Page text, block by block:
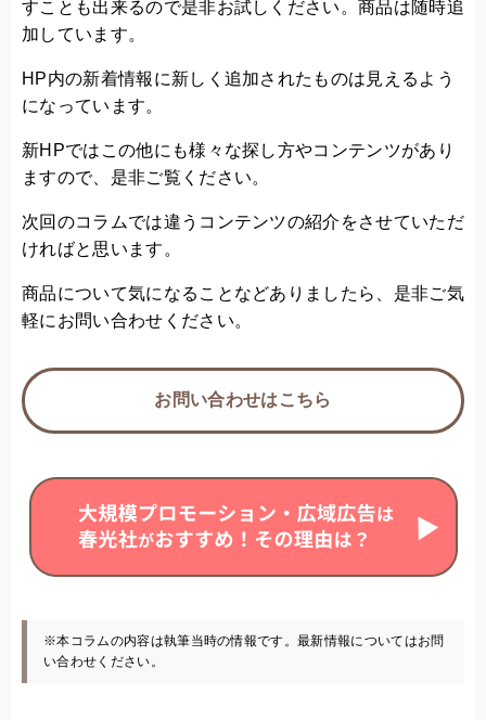
すことも出来るので是非お試しください。商品は随時追
加しています。
HP内の新着情報に新しく追加されたものは見えるよう
になっています。
新HPではこの他にも様々な探し方やコンテンツがあり
ますので、是非ご覧ください。
次回のコラムでは違うコンテンツの紹介をさせていただ
ければと思います。
商品について気になることなどありましたら、是非ご気
軽にお問い合わせください。
お問い合わせはこちら
※本コラムの内容は執筆当時の情報です。最新情報についてはお問
い合わせください。